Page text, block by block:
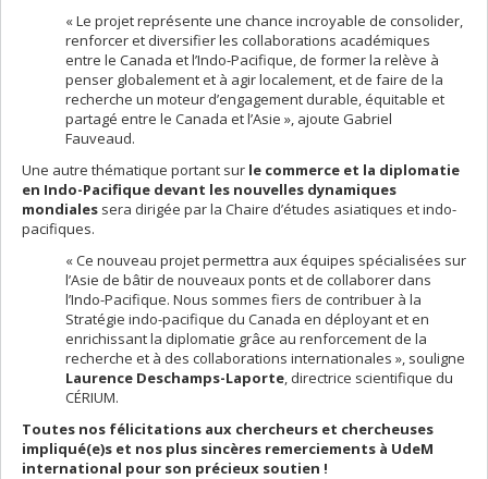
« Le projet représente une chance incroyable de consolider,
renforcer et diversifier les collaborations académiques
entre le Canada et l’Indo-Pacifique, de former la relève à
penser globalement et à agir localement, et de faire de la
recherche un moteur d’engagement durable, équitable et
partagé entre le Canada et l’Asie », ajoute Gabriel
Fauveaud.
Une autre thématique portant sur le commerce et la diplomatie
en Indo-Pacifique devant les nouvelles dynamiques
mondiales sera dirigée par la Chaire d’études asiatiques et indo-
pacifiques.
« Ce nouveau projet permettra aux équipes spécialisées sur
l’Asie de bâtir de nouveaux ponts et de collaborer dans
l’Indo-Pacifique. Nous sommes fiers de contribuer à la
Stratégie indo-pacifique du Canada en déployant et en
enrichissant la diplomatie grâce au renforcement de la
recherche et à des collaborations internationales », souligne
Laurence Deschamps-Laporte, directrice scientifique du
CÉRIUM.
Toutes nos félicitations aux chercheurs et chercheuses
impliqué(e)s et nos plus sincères remerciements à UdeM
international pour son précieux soutien !